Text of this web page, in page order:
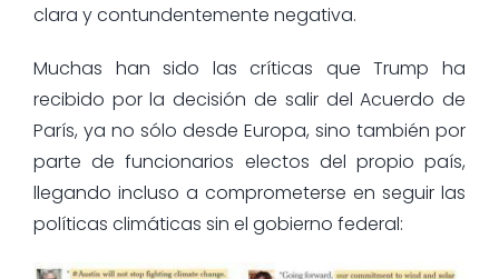
clara y contundentemente negativa.
Muchas han sido las críticas que Trump ha
recibido por la decisión de salir del Acuerdo de
París, ya no sólo desde Europa, sino también por
parte de funcionarios electos del propio país,
llegando incluso a comprometerse en seguir las
políticas climáticas sin el gobierno federal: